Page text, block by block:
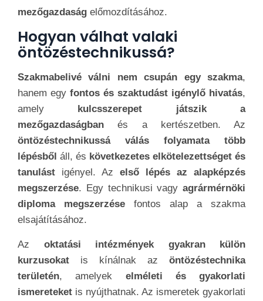
mezőgazdaság előmozdításához.
Hogyan válhat valaki
öntözéstechnikussá?
Szakmabelivé válni nem csupán egy szakma,
hanem egy fontos és szaktudást igénylő hivatás,
amely kulcsszerepet játszik a
mezőgazdaságbanés a kertészetben. Az
öntözéstechnikussá válás folyamata több
lépésből áll, és következetes elkötelezettséget és
tanulást igényel. Az első lépés az alapképzés
megszerzése. Egy technikusi vagy agrármérnöki
diploma megszerzése fontos alap a szakma
elsajátításához.
Az oktatási intézmények gyakran külön
kurzusokat is kínálnak az öntözéstechnika
területén, amelyek elméleti és gyakorlati
ismereteket is nyújthatnak. Az ismeretek gyakorlati